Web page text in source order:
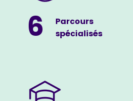
6
Parcours
spécialisés